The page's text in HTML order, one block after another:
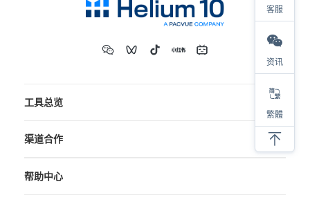
工具总览
渠道合作
帮助中心
客服
资讯
繁體